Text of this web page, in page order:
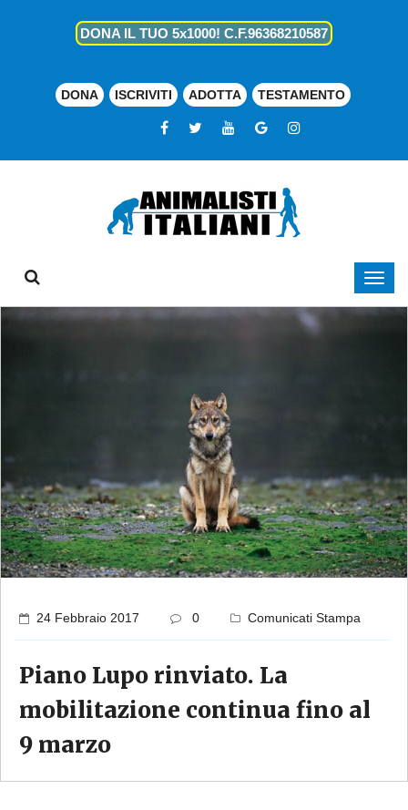
DONA IL TUO 5x1000! C.F.96368210587
DONA ISCRIVITI ADOTTA TESTAMENTO
24 Febbraio 2017 0 Comunicati Stampa
Piano Lupo rinviato. La
mobilitazione continua fino al
9 marzo